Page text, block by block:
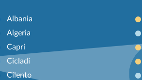
Albania
Algeria
Capri
Cicladi
Cilento